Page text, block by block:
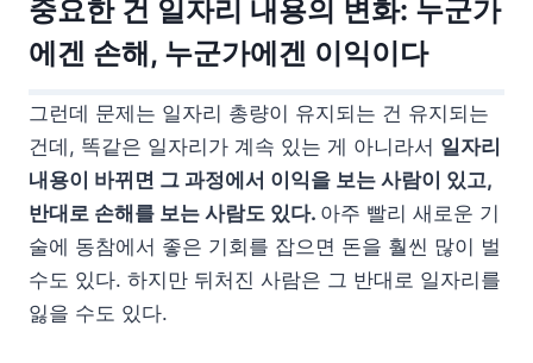
중요한 건 일자리 내용의 변화: 누군가
에겐 손해, 누군가에겐 이익이다
그런데 문제는 일자리 총량이 유지되는 건 유지되는
건데, 똑같은 일자리가 계속 있는 게 아니라서 일자리
내용이 바뀌면 그 과정에서 이익을 보는 사람이 있고,
반대로 손해를 보는 사람도 있다. 아주 빨리 새로운 기
술에 동참에서 좋은 기회를 잡으면 돈을 훨씬 많이 벌
수도 있다. 하지만 뒤처진 사람은 그 반대로 일자리를
잃을 수도 있다.